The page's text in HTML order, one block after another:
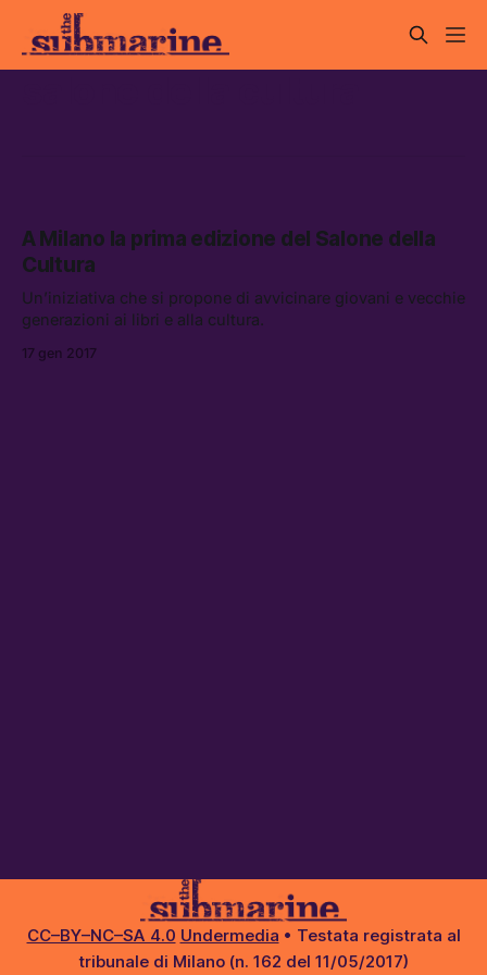
A Milano la prima edizione del Salone della
Cultura
Un’iniziativa che si propone di avvicinare giovani e vecchie
generazioni ai libri e alla cultura.
17 gen 2017
CC–BY–NC–SA 4.0 Undermedia • Testata registrata al
tribunale di Milano (n. 162 del 11/05/2017)